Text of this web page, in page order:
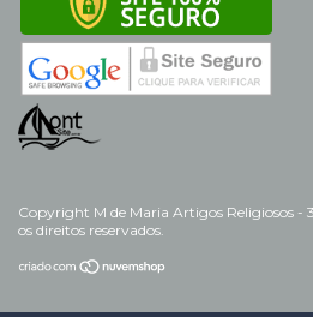
Copyright M de Maria Artigos Religiosos -
os direitos reservados.